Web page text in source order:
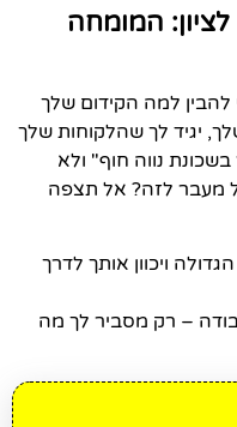
המומחה
להבין למה הקידום שלך
יגיד לך שהלקוחות שלך
נווה חוף" ולא
מעבר לזה? אל תצפה
ויכוון אותך לדרך
– רק מסביר לך מה